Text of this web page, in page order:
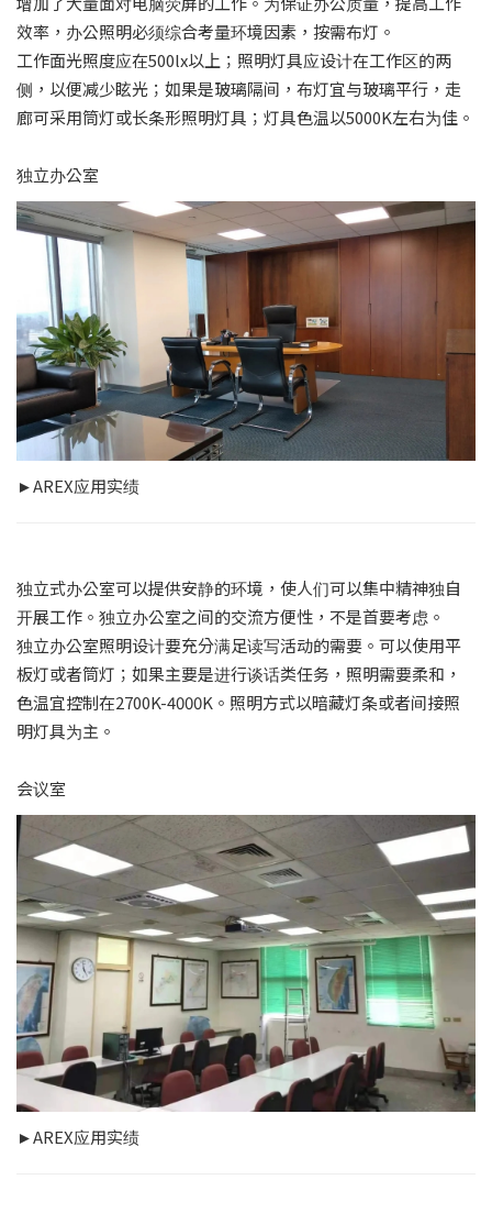
效率，办公照明必须综合考量环境因素，按需布灯。
工作面光照度应在500lx以上；照明灯具应设计在工作区的两
侧，以便减少眩光；如果是玻璃隔间，布灯宜与玻璃平行，走
廊可采用筒灯或长条形照明灯具；灯具色温以5000K左右为佳。
独立办公室
►AREX应用实绩
独立式办公室可以提供安静的环境，使人们可以集中精神独自
开展工作。独立办公室之间的交流方便性，不是首要考虑。
独立办公室照明设计要充分满足读写活动的需要。可以使用平
板灯或者筒灯；如果主要是进行谈话类任务，照明需要柔和，
色温宜控制在2700K-4000K。照明方式以暗藏灯条或者间接照
明灯具为主。
会议室
►AREX应用实绩